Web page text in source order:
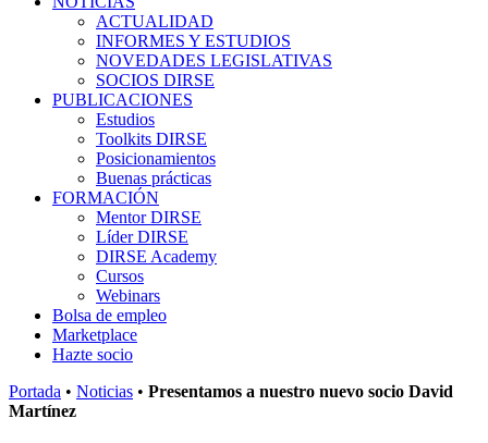
ACTUALIDAD
INFORMES Y ESTUDIOS
NOVEDADES LEGISLATIVAS
SOCIOS DIRSE
PUBLICACIONES
Estudios
Toolkits DIRSE
Posicionamientos
Buenas prácticas
FORMACIÓN
Mentor DIRSE
Líder DIRSE
DIRSE Academy
Cursos
Webinars
Bolsa de empleo
Marketplace
Hazte socio
Portada • Noticias • Presentamos a nuestro nuevo socio David
Martínez